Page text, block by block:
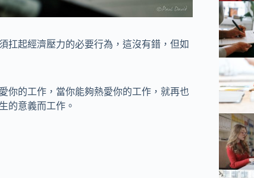
扛起經濟壓力的必要行為，這沒有錯，但如
你的工作，當你能夠熱愛你的工作，就再也
的意義而工作。